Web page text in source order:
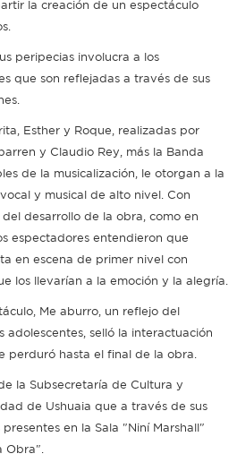
la creación de un espectáculo
peripecias involucra a los
que son reflejadas a través de sus
Esther y Roque, realizadas por
y Claudio Rey, más la Banda
de la musicalización, le otorgan a la
y musical de alto nivel. Con
desarrollo de la obra, como en
espectadores entendieron que
en escena de primer nivel con
los llevarían a la emoción y la alegría.
Me aburro, un reflejo del
adolescentes, selló la interactuación
perduró hasta el final de la obra.
la Subsecretaría de Cultura y
de Ushuaia que a través de sus
en la Sala "Niní Marshall"
Obra".